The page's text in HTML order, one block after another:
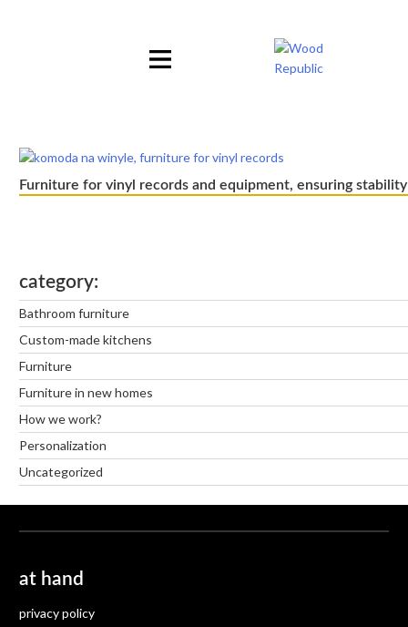
Furniture for vinyl records and equipment, ensuring
category
Bathroom furniture
Custom-made kitchens
Furniture
Furniture in new homes
How we work?
Personalization
Uncategorized
at hand
privacy policy